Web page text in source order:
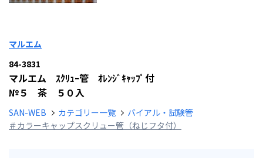
マルエム
84-3831
マルエム ｽｸﾘｭｰ管 ｵﾚﾝｼﾞｷｬｯﾌﾟ付
№５ 茶 ５０入
SAN-WEB カテゴリー一覧
バイアル・試験管
＃カラーキャップスクリュー管（ねじフタ付）